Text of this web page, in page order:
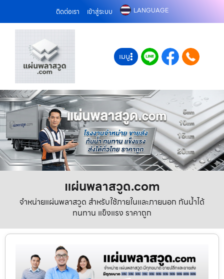
ติดต่อเรา เข้าสู่ระบบ LANGUAGE
เมนู
แผ่นพลาสวูด.com
จำหน่ายแผ่นพลาสวูด สำหรับใช้ภายในและภายนอก กันน้ำได้
ทนทาน แข็งแรง ราคาถูก